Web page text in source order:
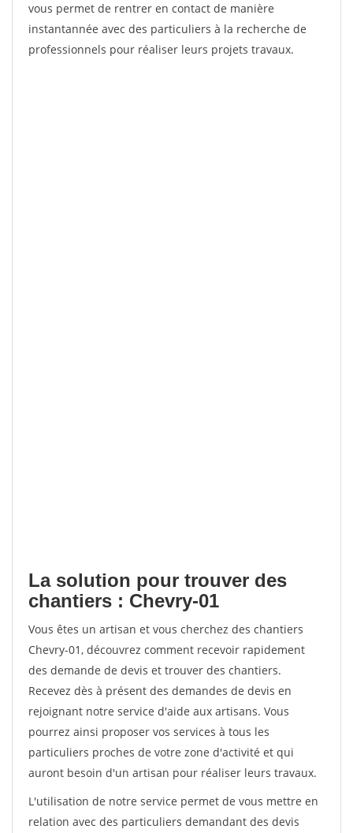
vous permet de rentrer en contact de manière
instantannée avec des particuliers à la recherche de
professionnels pour réaliser leurs projets travaux.
La solution pour trouver des
chantiers : Chevry-01
Vous êtes un artisan et vous cherchez des chantiers
Chevry-01, découvrez comment recevoir rapidement
des demande de devis et trouver des chantiers.
Recevez dès à présent des demandes de devis en
rejoignant notre service d'aide aux artisans. Vous
pourrez ainsi proposer vos services à tous les
particuliers proches de votre zone d'activité et qui
auront besoin d'un artisan pour réaliser leurs travaux.
L'utilisation de notre service permet de vous mettre en
relation avec des particuliers demandant des devis